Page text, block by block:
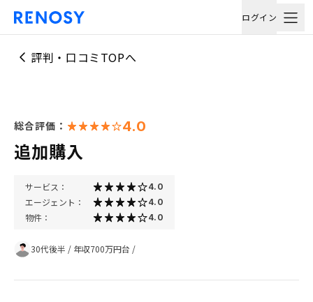
ログイン
評判・口コミTOPへ
総合評価： 4.0
追加購入
サービス： 4.0
エージェント： 4.0
物件： 4.0
30代後半 / 年収700万円台 /